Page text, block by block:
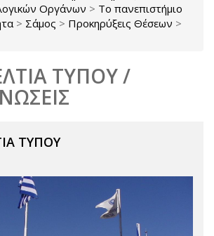
Οργάνων > Το πανεπιστήμιο
> Σάμος > Προκηρύξεις Θέσεων >
ΤΥΠΟΥ /
ΤΥΠΟΥ